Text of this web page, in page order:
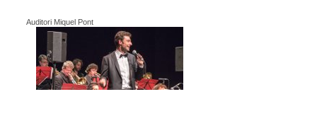
Auditori Miquel Pont